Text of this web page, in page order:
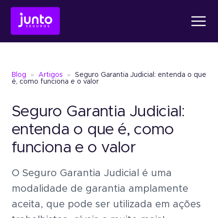
Conheça oFiança
Conheça oSeguro
Um jeito simples de
garantia sem bloquear
Produtos
Conheça oFiança Locatícia
Conheça oSeguro Garantia
Seguro GarantiaJudicial
Um jeito simples de oferecer garantia
Atendimento
Sobre a Junto
Blog
Blog » Artigos »
Seguro Garantia Judicial: entenda o que
é, como funciona e o valor
Seguro Garantia Judicial:
entenda o que é, como
funciona e o valor
O Seguro Garantia Judicial é uma
modalidade de garantia amplamente
aceita, que pode ser utilizada em ações